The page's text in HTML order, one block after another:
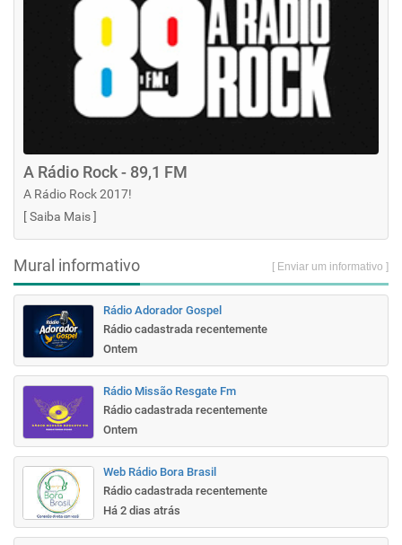
A Rádio Rock - 89,1 FM
A Rádio Rock 2017!
[Saiba Mais]
Mural informativo [ Enviar um informativo ]
Rádio Adorador Gospel
Rádio cadastrada recentemente
Ontem
Rádio Missão Resgate Fm
Rádio cadastrada recentemente
Ontem
Web Rádio Bora Brasil
Rádio cadastrada recentemente
Há 2 dias atrás